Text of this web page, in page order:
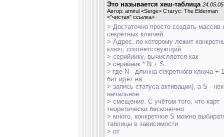
Это называется хеш-таблица
Автор: amirul <Serge> Статус: The Elderman
<"чистая" ссылка>
> Достаточно просто создать массив
секретных ключей.
> Адрес, по которому лежит
ключ, соответствующий
> серийнику, вычисляется как
> серийник * N + S
> где N - длинна секретного ключа +
бит идёт на
> запись статуса активации), а S -
начальное
> смещение. С учётом того, что карт
теоретически бесконечно
> много, конкретное S можно
таблицы в зависимости
> от